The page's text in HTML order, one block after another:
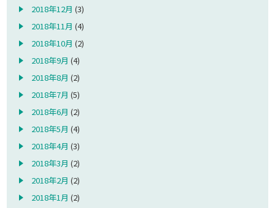
2018年12月 (3)
2018年11月 (4)
2018年10月 (2)
2018年9月 (4)
2018年8月 (2)
2018年7月 (5)
2018年6月 (2)
2018年5月 (4)
2018年4月 (3)
2018年3月 (2)
2018年2月 (2)
2018年1月 (2)